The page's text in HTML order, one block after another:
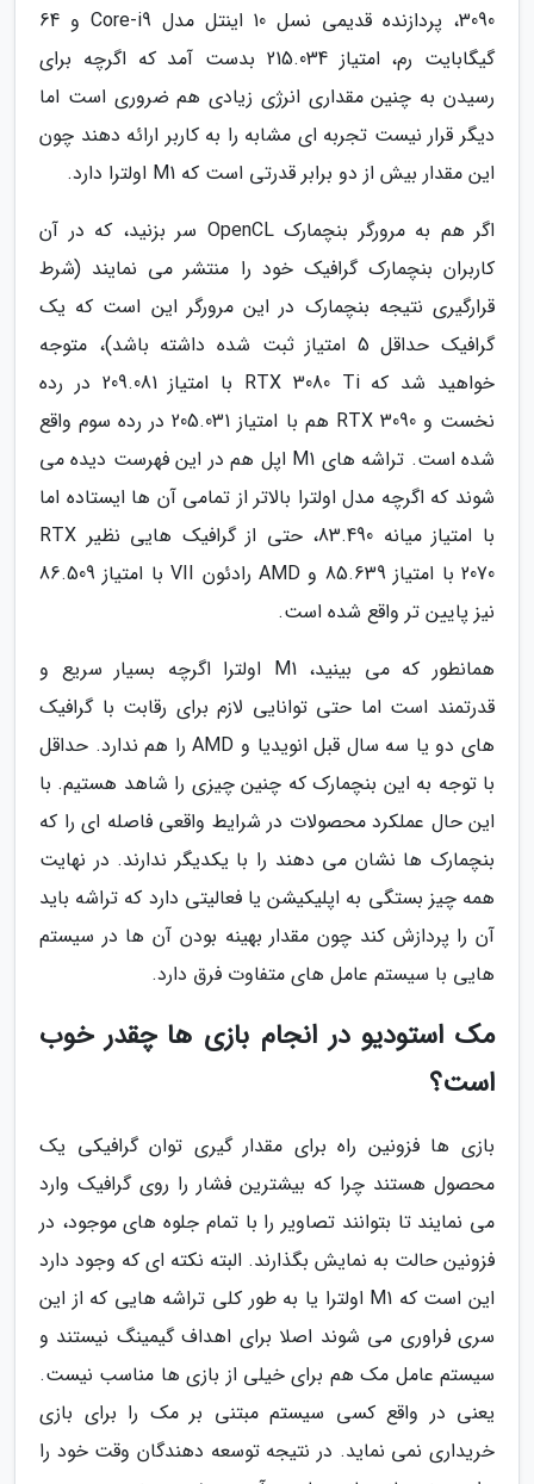
3090، پردازنده قدیمی نسل 10 اینتل مدل Core-i9 و 64
گیگابایت رم، امتیاز 215.034 بدست آمد که اگرچه برای
رسیدن به چنین مقداری انرژی زیادی هم ضروری است اما
دیگر قرار نیست تجربه ای مشابه را به کاربر ارائه دهند چون
این مقدار بیش از دو برابر قدرتی است که M1 اولترا دارد.
اگر هم به مرورگر بنچمارک OpenCL سر بزنید، که در آن
کاربران بنچمارک گرافیک خود را منتشر می نمایند (شرط
قرارگیری نتیجه بنچمارک در این مرورگر این است که یک
گرافیک حداقل 5 امتیاز ثبت شده داشته باشد)، متوجه
خواهید شد که RTX 3080 Ti با امتیاز 209.081 در رده
نخست و RTX 3090 هم با امتیاز 205.031 در رده سوم واقع
شده است. تراشه های M1 اپل هم در این فهرست دیده می
شوند که اگرچه مدل اولترا بالاتر از تمامی آن ها ایستاده اما
با امتیاز میانه 83.490، حتی از گرافیک هایی نظیر RTX
2070 با امتیاز 85.639 و AMD رادئون VII با امتیاز 86.509
نیز پایین تر واقع شده است.
همانطور که می بینید، M1 اولترا اگرچه بسیار سریع و
قدرتمند است اما حتی توانایی لازم برای رقابت با گرافیک
های دو یا سه سال قبل انویدیا و AMD را هم ندارد. حداقل
با توجه به این بنچمارک که چنین چیزی را شاهد هستیم. با
این حال عملکرد محصولات در شرایط واقعی فاصله ای را که
بنچمارک ها نشان می دهند را با یکدیگر ندارند. در نهایت
همه چیز بستگی به اپلیکیشن یا فعالیتی دارد که تراشه باید
آن را پردازش کند چون مقدار بهینه بودن آن ها در سیستم
هایی با سیستم عامل های متفاوت فرق دارد.
مک استودیو در انجام بازی ها چقدر خوب
است؟
بازی ها فزونین راه برای مقدار گیری توان گرافیکی یک
محصول هستند چرا که بیشترین فشار را روی گرافیک وارد
می نمایند تا بتوانند تصاویر را با تمام جلوه های موجود، در
فزونین حالت به نمایش بگذارند. البته نکته ای که وجود دارد
این است که M1 اولترا یا به طور کلی تراشه هایی که از این
سری فراوری می شوند اصلا برای اهداف گیمینگ نیستند و
سیستم عامل مک هم برای خیلی از بازی ها مناسب نیست.
یعنی در واقع کسی سیستم مبتنی بر مک را برای بازی
خریداری نمی نماید. در نتیجه توسعه دهندگان وقت خود را